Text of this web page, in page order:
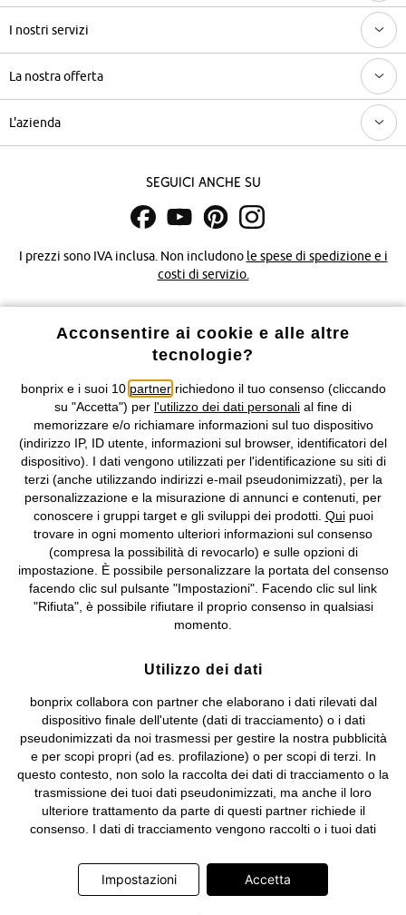
I nostri servizi
La nostra offerta
L'azienda
Seguici anche su
I prezzi sono IVA inclusa. Non includono le spese di spedizione e i
costi di servizio.
Informativa privacy e cookie Gestione dei cookie
Informazioni legali Diritto di recesso
© 2026 bonprix.
Tutti i diritti riservati.
bonprix S.r.l. con socio unico, sede legale: via Adua 33 - 13855
Valdengo (BI) C.F. 01510910027 - P.I. 01939830020, Reg. Imprese di
Biella n. 01510910027, R.E.A. BI - 171345, N. Reg. Pile:
IT09060P00000858, N. Reg. AEE: IT08020000002105 Capitale
Sociale: euro 1.000.000 i.v, Società soggetta all'attività di direzione
e coordinamento di bonprix Beteiligungs -Verwaltungsgesellschaft
mbH.
Acconsentire ai cookie e alle altre
tecnologie?
bonprix e i suoi 10 partnerrichiedono il tuo consenso (cliccando
su "Accetta") per l'utilizzo dei dati personali al fine di
memorizzare e/o richiamare informazioni sul tuo dispositivo
(indirizzo IP, ID utente, informazioni sul browser, identificatori del
dispositivo). I dati vengono utilizzati per l'identificazione su siti di
terzi (anche utilizzando indirizzi e-mail pseudonimizzati), per la
personalizzazione e la misurazione di annunci e contenuti, per
conoscere i gruppi target e gli sviluppi dei prodotti. Quipuoi
trovare in ogni momento ulteriori informazioni sul consenso
(compresa la possibilità di revocarlo) e sulle opzioni di
impostazione. È possibile personalizzare la portata del consenso
facendo clic sul pulsante "Impostazioni". Facendo clic sul link
"Rifiuta", è possibile rifiutare il proprio consenso in qualsiasi
momento.
Utilizzo dei dati
bonprix collabora con partner che elaborano i dati rilevati dal
dispositivo finale dell'utente (dati di tracciamento) o i dati
pseudonimizzati da noi trasmessi per gestire la nostra pubblicità
e per scopi propri (ad es. profilazione) o per scopi di terzi. In
questo contesto, non solo la raccolta dei dati di tracciamento o la
trasmissione dei tuoi dati pseudonimizzati, ma anche il loro
ulteriore trattamento da parte di questi partner richiede il
consenso. I dati di tracciamento vengono raccolti o i tuoi dati
pulsante "Accetta" nel banner di www.bonprix.it. I partner sono le
seguenti società: Adjust GmbH, Criteo SA, Google Ireland
Impostazioni Accetta